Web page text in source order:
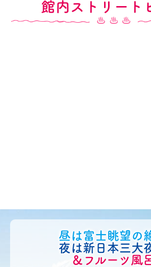
館内ストリート
昼は富士眺望の
夜は新日本三大
＆フルーツ風